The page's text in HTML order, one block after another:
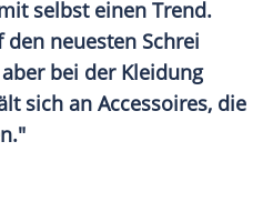
selbst einen Trend.
neuesten Schrei
bei der Kleidung
sich an Accessoires, die